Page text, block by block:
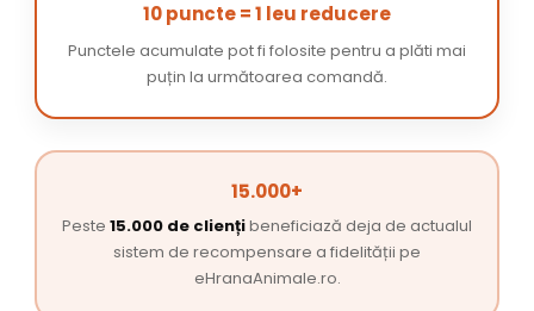
10 puncte = 1 leu reducere
Punctele acumulate pot fi folosite pentru a plăti mai
puțin la următoarea comandă.
15.000+
Peste 15.000 de cliențibeneficiază deja de actualul
sistem de recompensare a fidelității pe
eHranaAnimale.ro.